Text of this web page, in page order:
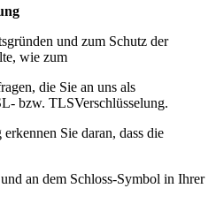
und zum Schutz der
wie zum
die Sie an uns als
bzw. TLSVerschlüsselung.
Sie daran, dass die
an dem Schloss-Symbol in Ihrer